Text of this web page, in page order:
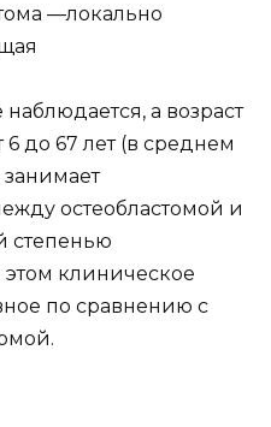
—локально
а возраст
до 67 лет (в среднем
занимает
остеобластомой и
степенью
этом клиническое
по сравнению с